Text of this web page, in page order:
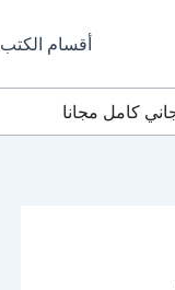
أقسام الكتب